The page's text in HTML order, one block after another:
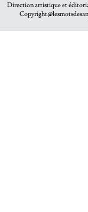
Direction artistique et